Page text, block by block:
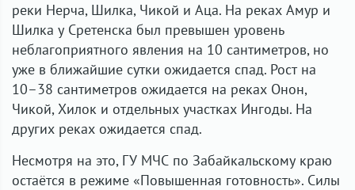
реки Нерча, Шилка, Чикой и Аца. На реках Амур и
Шилка у Сретенска был превышен уровень
неблагоприятного явления на 10 сантиметров, но
уже в ближайшие сутки ожидается спад. Рост на
10–38 сантиметров ожидается на реках Онон,
Чикой, Хилок и отдельных участках Ингоды. На
других реках ожидается спад.
Несмотря на это, ГУ МЧС по Забайкальскому краю
остаётся в режиме «Повышенная готовность». Силы